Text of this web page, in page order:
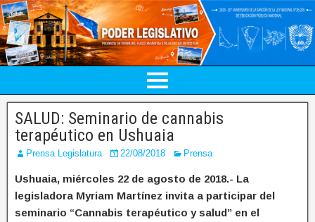
SALUD: Seminario de cannabis
terapéutico en Ushuaia
Prensa Legislatura 22/08/2018 Prensa
Ushuaia, miércoles 22 de agosto de 2018.- La
legisladora Myriam Martínez invita a participar del
seminario “Cannabis terapéutico y salud” en el